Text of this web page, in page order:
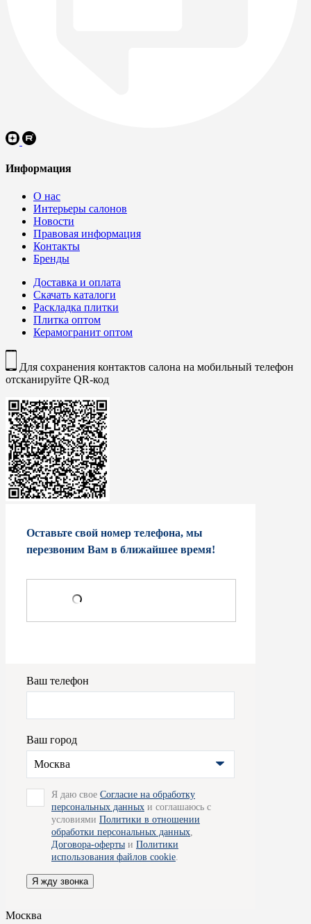
Информация
О нас
Интерьеры салонов
Новости
Правовая информация
Контакты
Бренды
Доставка и оплата
Скачать каталоги
Раскладка плитки
Плитка оптом
Керамогранит оптом
Для сохранения контактов салона на мобильный телефон
отсканируйте QR-код
Оставьте свой номер телефона, мы
перезвоним Вам в ближайшее время!
Ваш телефон
Ваш город
Москва
Я даю свое Согласие на обработку
персональных данных и соглашаюсь с
условиями Политики в отношении
обработки персональных данных
Договора-оферты и Политики
использования файлов cookie
Я жду звонка
Москва